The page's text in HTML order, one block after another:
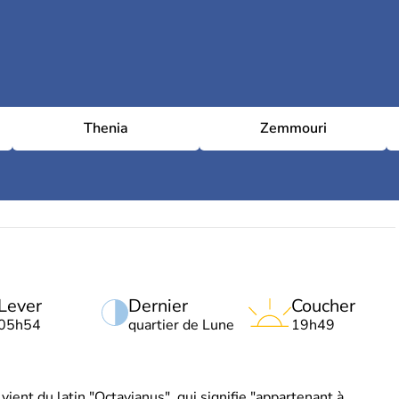
Thenia Zemmouri
Dernier
quartier de Lune
Coucher
19h49